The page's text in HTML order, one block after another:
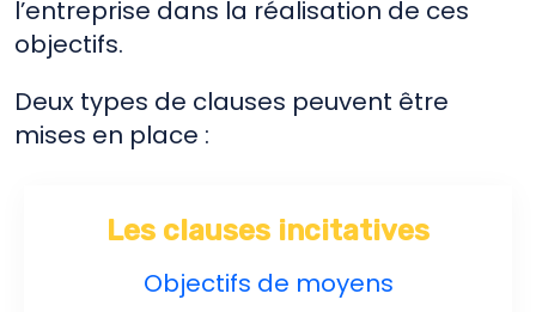
l’entreprise dans la réalisation de ces
objectifs.
Deux types de clauses peuvent être
mises en place :
Les clauses incitatives
Objectifs de moyens